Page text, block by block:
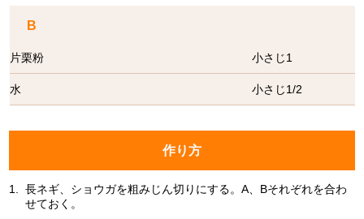
B
片栗粉 小さじ1
水 小さじ1/2
作り方
1.
長ネギ、ショウガを粗みじん切りにする。A、Bそれぞれを合わ
せておく。